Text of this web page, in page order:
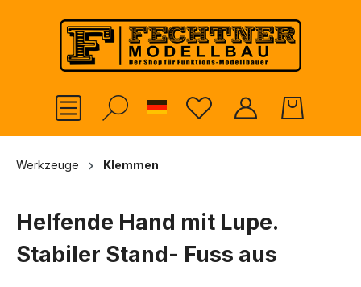
springen
German
Werkzeuge Klemmen
Helfende Hand mit Lupe.
Stabiler Stand- Fuss aus